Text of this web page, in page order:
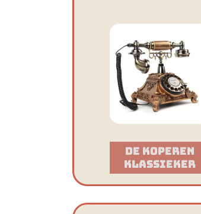
De Koperen
Klassieker​